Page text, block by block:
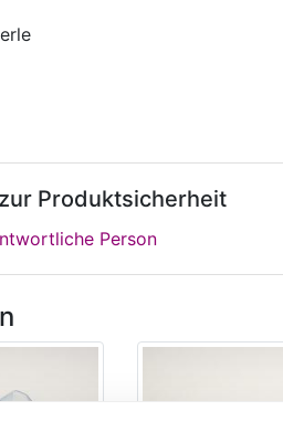
Produktsicherheit
Person